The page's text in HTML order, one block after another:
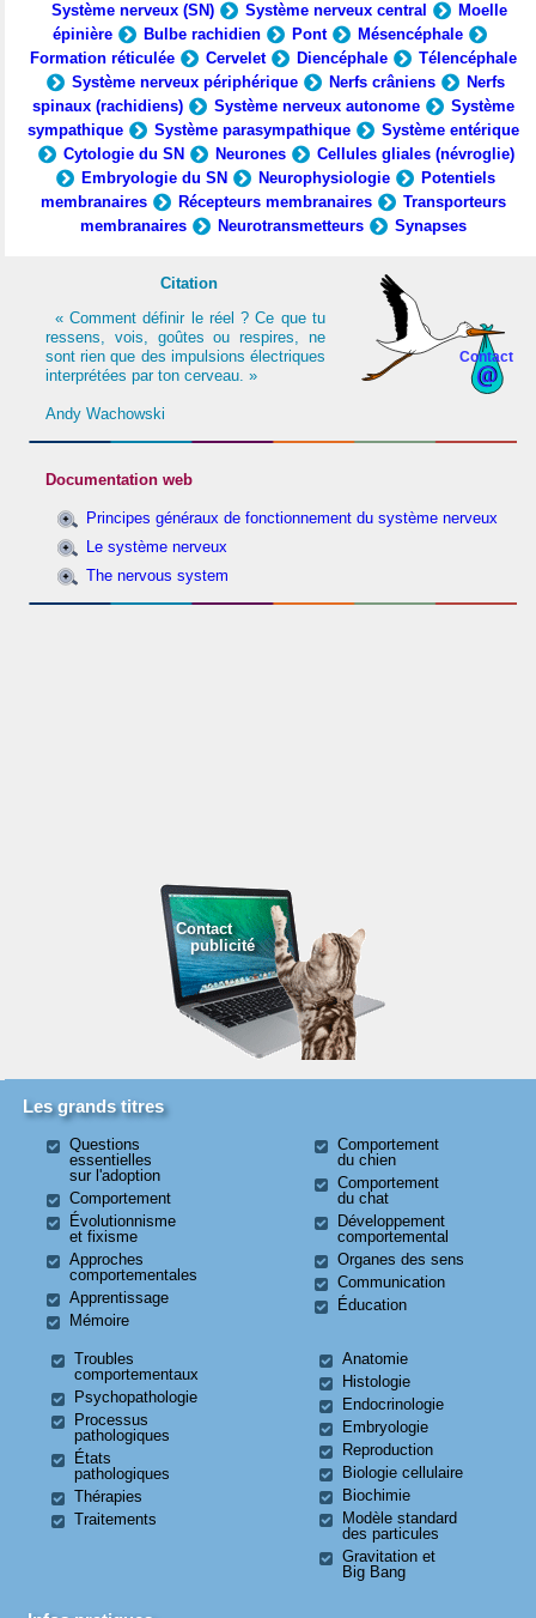
Système nerveux (SN) Système nerveux central
Moelle
épinière
Bulbe rachidien Pont
Mésencéphale
Formation réticulée
Cervelet Diencéphale
Télencéphale
Système nerveux périphérique
Nerfs crâniens
Nerfs
spinaux (rachidiens)
Système nerveux autonome
Système
sympathique
Système parasympathique
Système entérique
Cytologie du SN
Neurones
Cellules gliales (névroglie)
Embryologie du SN
Neurophysiologie
Potentiels
membranaires
Récepteurs membranaires
Transporteurs
membranaires
Neurotransmetteurs Synapses
Contact
Citation
« Comment définir le réel ? Ce que tu
ressens, vois, goûtes ou respires, ne
sont rien que des impulsions électriques
interprétées par ton cerveau. »
Andy Wachowski
Documentation web
Principes généraux de fonctionnement du système nerveux
Le système nerveux
The nervous system
Contact
publicité
Les grands titres
Questions
essentielles
sur l'adoption
Comportement
Évolutionnisme
et fixisme
Approches
comportementales
Apprentissage
Mémoire
Comportement
du chien
Comportement
du chat
Développement
comportemental
Organes des sens
Communication
Éducation
Troubles
comportementaux
Psychopathologie
Processus
pathologiques
États
pathologiques
Thérapies
Traitements
Anatomie
Histologie
Endocrinologie
Embryologie
Reproduction
Biologie cellulaire
Biochimie
Modèle standard
des particules
Gravitation et
Big Bang